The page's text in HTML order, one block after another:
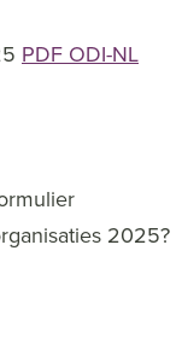
PDF ODI-NL
2025?